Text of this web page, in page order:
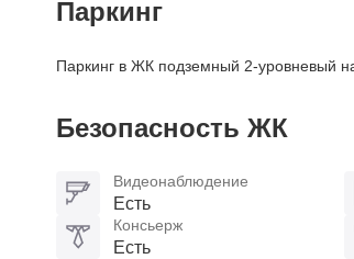
Паркинг
Паркинг в ЖК подземный 2-уровневый
Безопасность ЖК
Видеонаблюдение
Есть
Консьерж
Есть